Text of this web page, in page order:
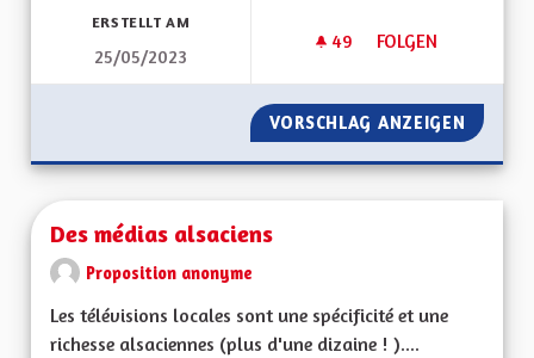
ERSTELLT AM
25/05/2023
49 49 FOLLOWER
FOLGEN
DRAPEAU ROT UN
VORSCHLAG ANZEIGEN
Des médias alsaciens
Proposition anonyme
Les télévisions locales sont une spécificité et une
richesse alsaciennes (plus d'une dizaine ! )....